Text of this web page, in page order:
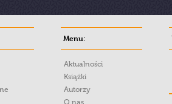
Menu:
Aktualności
Książki
Autorzy
O nas